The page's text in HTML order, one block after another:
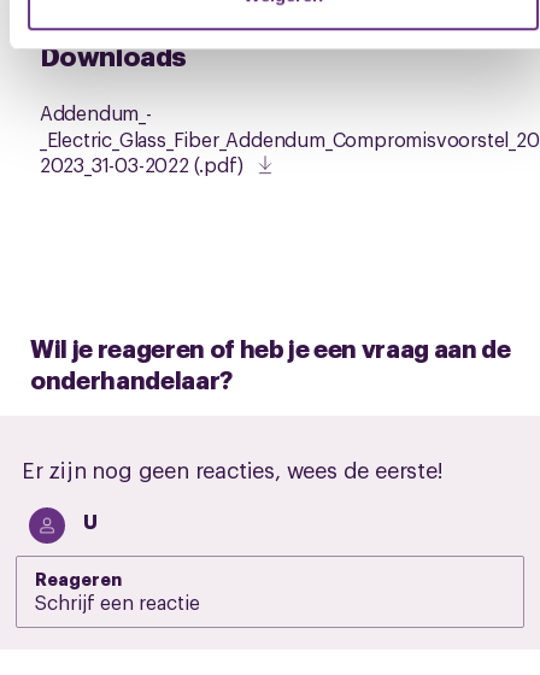
via decookieverklaringof door te klikken op het ronde
cookie-instellingenicoontje linksonder op de pagina.
Downloads
Addendum_-
2023_31-03-2022 (.pdf)
Wil je reageren of heb je een vraag aan de
onderhandelaar?
Er zijn nog geen reacties, wees de eerste!
U
Reageren